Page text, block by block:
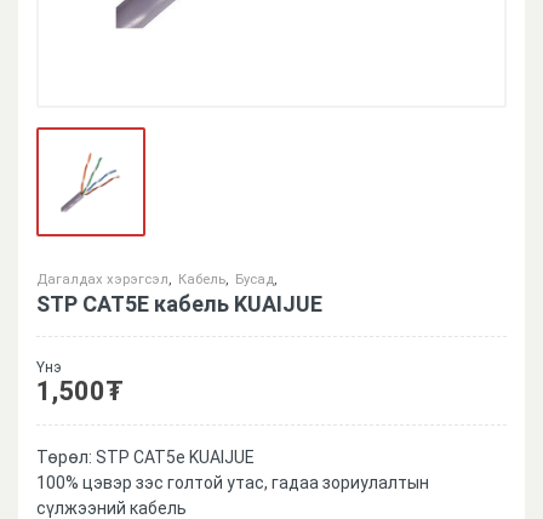
Дагалдах хэрэгсэл Кабель Бусад
STP CAT5E кабель KUAIJUE
Үнэ
1,500₮
Төрөл: STP CAT5e KUAIJUE
100% цэвэр зэс голтой утас, гадаа зориулалтын
сүлжээний кабель